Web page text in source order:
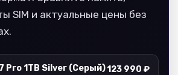
SIM и актуальные цены без
Pro 1TB Silver (Серый)123 990 ₽